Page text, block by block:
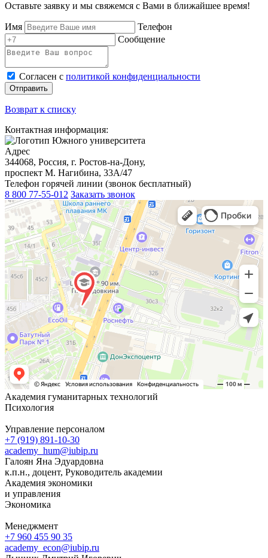
Оставьте заявку и мы свяжемся с Вами в ближайшее время!
Имя
Телефон
Сообщение
Согласен с политикой конфиденциальности
Отправить
Возврат к списку
Контактная информация:
Адрес
344068, Россия, г. Ростов-на-Дону,
проспект М. Нагибина, 33А/47
Телефон горячей линии (звонок бесплатный)
8 800 77-55-012 Заказать звонок
Академия гуманитарных технологий
Психология
Управление персоналом
+7 (919) 891-10-30
academy_hum@iubip.ru
Галоян Яна Эдуардовна
к.п.н., доцент, Руководитель академии
Академия экономики
и управления
Экономика
Менеджмент
+7 960 455 90 35
academy_econ@iubip.ru